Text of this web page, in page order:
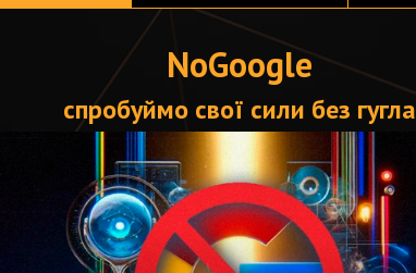
NoGoogle
спробуймо свої сили без гугла